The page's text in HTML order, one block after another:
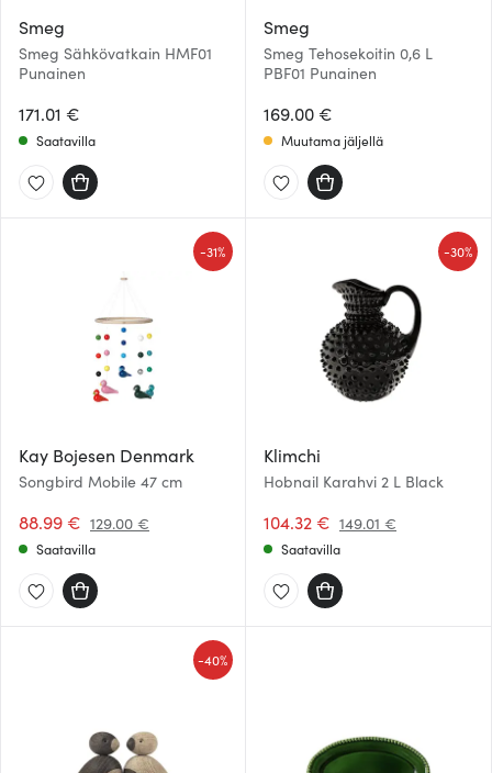
Smeg
Smeg Sähkövatkain HMF01
Punainen
171.01 €
Saatavilla
Smeg
Smeg Tehosekoitin 0,6 L
PBF01 Punainen
169.00 €
Muutama jäljellä
Kay Bojesen Denmark
Songbird Mobile 47 cm
88.99 € 129.00 €
-31%
Saatavilla
Klimchi
Hobnail Karahvi 2 L Black
104.32 € 149.01 €
-30%
Saatavilla
-40%